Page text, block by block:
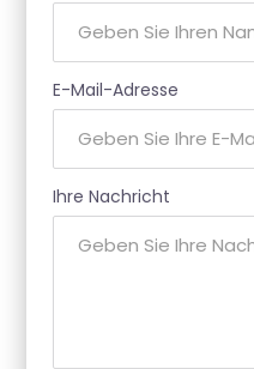
E-Mail-Adresse
Ihre Nachricht